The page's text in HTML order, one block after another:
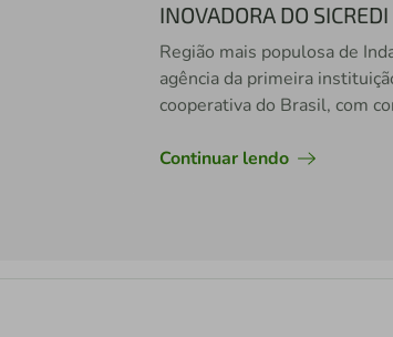
INOVADORA DO SICREDI
Região mais populosa de
agência da primeira
cooperativa do Brasil, com
Continuar lendo